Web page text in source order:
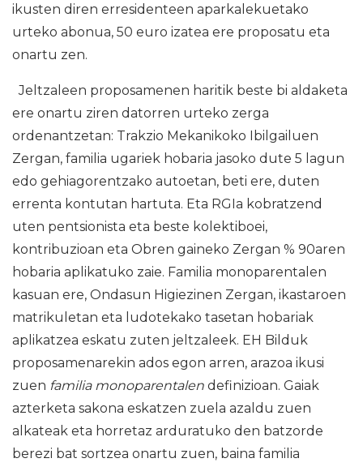
ikusten diren erresidenteen aparkalekuetako
urteko abonua, 50 euro izatea ere proposatu eta
onartu zen.
Jeltzaleen proposamenen haritik beste bi aldaketa
ere onartu ziren datorren urteko zerga
ordenantzetan: Trakzio Mekanikoko Ibilgailuen
Zergan, familia ugariek hobaria jasoko dute 5 lagun
edo gehiagorentzako autoetan, beti ere, duten
errenta kontutan hartuta. Eta RGIa kobratzend
uten pentsionista eta beste kolektiboei,
kontribuzioan eta Obren gaineko Zergan % 90aren
hobaria aplikatuko zaie. Familia monoparentalen
kasuan ere, Ondasun Higiezinen Zergan, ikastaroen
matrikuletan eta ludotekako tasetan hobariak
aplikatzea eskatu zuten jeltzaleek. EH Bilduk
proposamenarekin ados egon arren, arazoa ikusi
zuen familia monoparentalen definizioan. Gaiak
azterketa sakona eskatzen zuela azaldu zuen
alkateak eta horretaz arduratuko den batzorde
berezi bat sortzea onartu zuen, baina familia